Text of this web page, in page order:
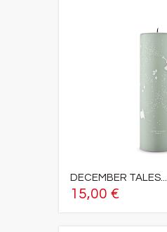
DECEMBER TALES...
15,00 €